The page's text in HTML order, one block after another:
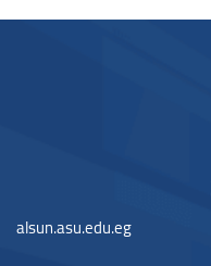
alsun.asu.edu.eg